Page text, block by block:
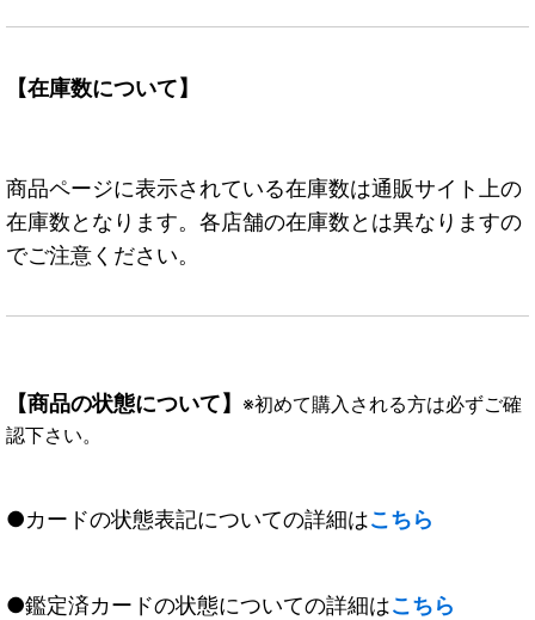
【在庫数について】
商品ページに表示されている在庫数は通販サイト上の
在庫数となります。各店舗の在庫数とは異なりますの
でご注意ください。
【商品の状態について】 ※初めて購入される方は必ずご確
認下さい。
●カードの状態表記についての詳細はこちら
●鑑定済カードの状態についての詳細はこちら